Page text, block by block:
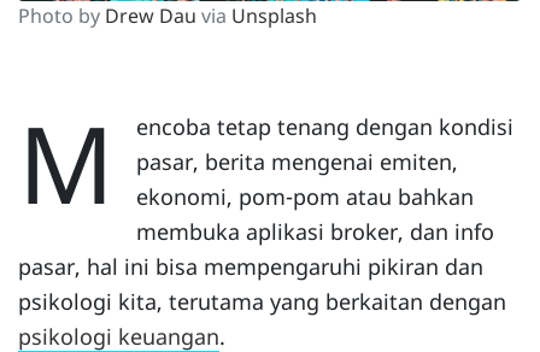
Photo by Drew Dau via Unsplash
M
encoba tetap tenang dengan kondisi
pasar, berita mengenai emiten,
ekonomi, pom-pom atau bahkan
membuka aplikasi broker, dan info
pasar, hal ini bisa mempengaruhi pikiran dan
psikologi kita, terutama yang berkaitan dengan
psikologi keuangan.